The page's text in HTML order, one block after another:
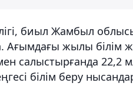
биыл Жамбыл
Ағымдағы жылы білім
салыстырғанда 22,2
білім беру